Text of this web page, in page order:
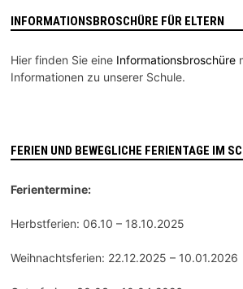
INFORMATIONSBROSCHÜRE FÜR ELTERN
Hier finden Sie eine Informationsbroschüre
Informationen zu unserer Schule.
FERIEN UND BEWEGLICHE FERIENTAGE IM
Ferientermine:
Herbstferien: 06.10 – 18.10.2025
Weihnachtsferien: 22.12.2025 – 10.01.2026